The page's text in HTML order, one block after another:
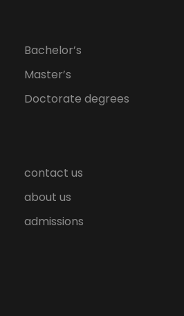
Bachelor’s
Master’s
Doctorate degrees
contact us
about us
admissions